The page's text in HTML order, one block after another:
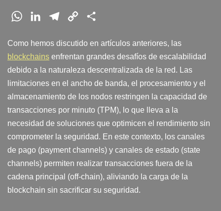
W
a
t
s
p
n
k
e
n
l
e
g
m
p
y
L
k
a
r
e
Como hemos discutido en artículos anteriores, las
blockchains enfrentan grandes desafíos de escalabilidad
debido a la naturaleza descentralizada de la red. Las
limitaciones en el ancho de banda, el procesamiento y el
almacenamiento de los nodos restringen la capacidad de
transacciones por minuto (TPM), lo que lleva a la
necesidad de soluciones que optimicen el rendimiento sin
comprometer la seguridad. En este contexto, los canales
de pago (payment channels) y canales de estado (state
channels) permiten realizar transacciones fuera de la
cadena principal (off-chain), aliviando la carga de la
blockchain sin sacrificar su seguridad.